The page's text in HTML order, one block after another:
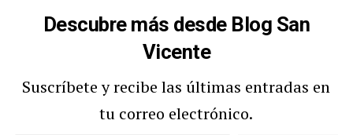
Descubre más desde Blog San
Vicente
Suscríbete y recibe las últimas entradas en
tu correo electrónico.